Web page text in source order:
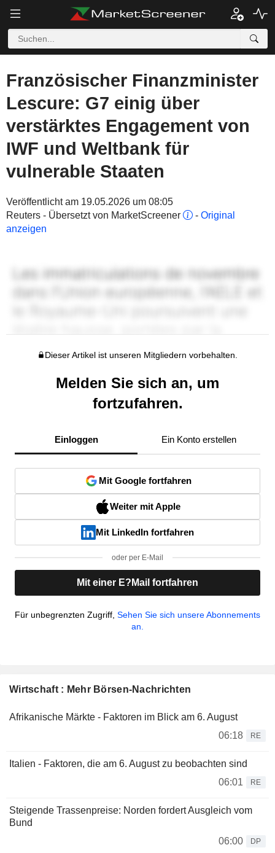
Französischer Finanzminister
Lescure: G7 einig über
verstärktes Engagement von
IWF und Weltbank für
vulnerable Staaten
Veröffentlicht am 19.05.2026 um 08:05
Reuters - Übersetzt von MarketScreener
- Original
anzeigen
Dieser Artikel ist unseren Mitgliedern vorbehalten.
Melden Sie sich an, um
fortzufahren.
Einloggen Ein Konto erstellen
Mit Google fortfahren
Weiter mit Apple
Mit LinkedIn fortfahren
oder per E-Mail
Mit einer E?Mail fortfahren
Für unbegrenzten Zugriff, Sehen Sie sich unsere Abonnements
an.
Wirtschaft : Mehr Börsen-Nachrichten
Afrikanische Märkte - Faktoren im Blick am 6. August
06:18
RE
Italien - Faktoren, die am 6. August zu beobachten sind
06:01
RE
Steigende Trassenpreise: Norden fordert Ausgleich vom
Bund
06:00
DP